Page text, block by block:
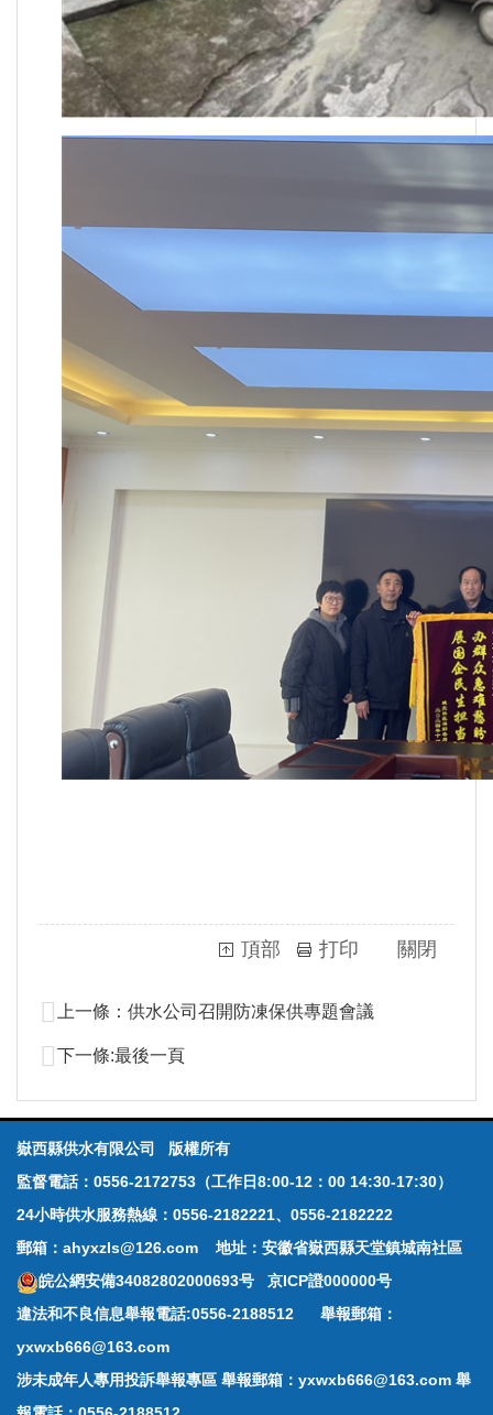
頂部 打印 關閉
上一條： 供水公司召開防凍保供專題會議
下一條:最後一頁
嶽西縣供水有限公司 版權所有
監督電話：0556-2172753（工作日8:00-12：00 14:30-17:30）
24小時供水服務熱線：0556-2182221、0556-2182222
郵箱：ahyxzls@126.com 地址：安徽省嶽西縣天堂鎮城南社區
皖公網安備34082802000693号
京ICP證000000号
違法和不良信息舉報電話:0556-2188512 舉報郵箱：
yxwxb666@163.com
涉未成年人專用投訴舉報專區 舉報郵箱：yxwxb666@163.com 舉